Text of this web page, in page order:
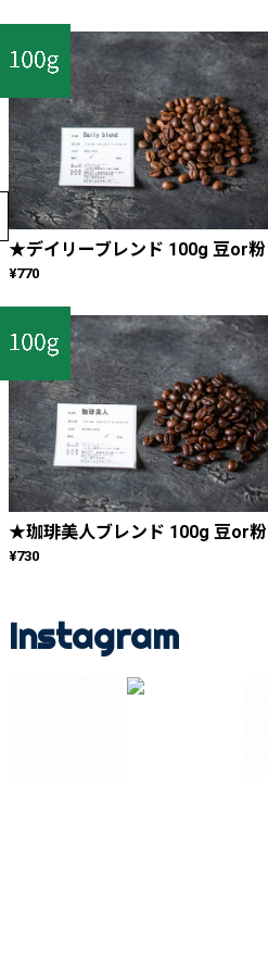
★デイリーブレンド 100g 豆or粉
¥770
★珈琲美人ブレンド 100g 豆or粉
¥730
Instagram